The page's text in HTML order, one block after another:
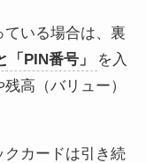
いる場合は、裏
「PIN番号」
を入
高（バリュー）
クカードは引き続